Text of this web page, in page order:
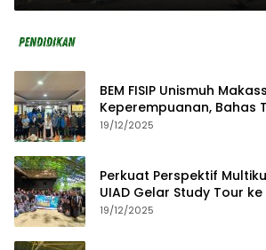
Pesisir
BEM FISIP Unismuh
Keperempuanan, Bahas
dan Budaya Lokal
19/12/2025
Perkuat Perspektif
UIAD Gelar Study Tour
19/12/2025